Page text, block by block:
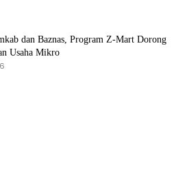
dan Baznas, Program Z-Mart Dorong
Usaha Mikro